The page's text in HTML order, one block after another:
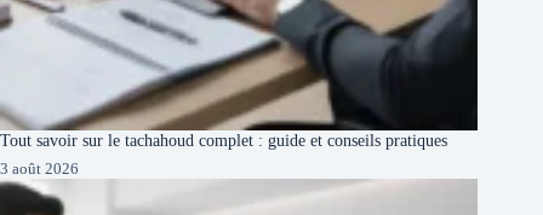
Tout savoir sur le tachahoud complet : guide et conseils pratiques
3 août 2026